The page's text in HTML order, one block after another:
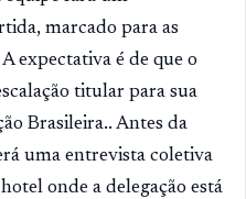
marcado para as
expectativa é de que o
titular para sua
Brasileira.. Antes da
uma entrevista coletiva
onde a delegação está